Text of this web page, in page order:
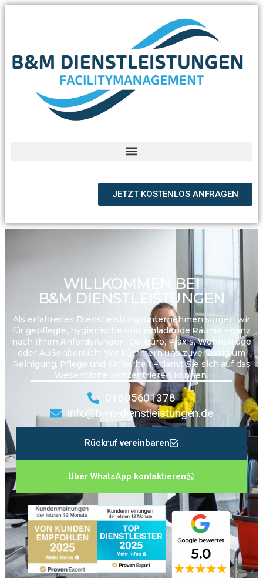
JETZT KOSTENLOS ANFRAGEN
WILLKOMMEN BEI
B&M DIENSTLEISTUNGEN
Als erfahrenes Dienstleistungsunternehmen sorgen wir
für gepflegte, hygienische und einladende Räume – ganz
nach Ihren Anforderungen. Ob Büro, Praxis, Wohnanlage
oder Außenbereich: Wir kümmern uns zuverlässig um
Reinigung, Pflege und Sicherheit – damit Sie sich auf das
Wesentliche konzentrieren können.
01605601378
info@b-m-dienstleistungen.de
Rückruf vereinbaren
Über WhatsApp kontaktieren